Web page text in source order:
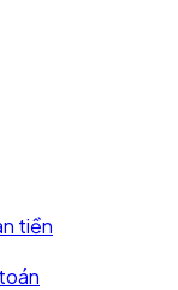
tiền